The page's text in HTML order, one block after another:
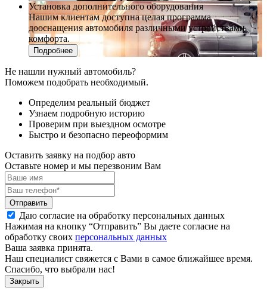
Установка дополнительного оборудования
Нашим клиентам доступна целая программа
дооснащения автомобиля различными устройствами
комфорта.
Подробнее
Не нашли нужный автомобиль?
Поможем подобрать необходимый.
Определим реальный бюджет
Узнаем подробную историю
Проверим при выездном осмотре
Быстро и безопасно переоформим
Оставить заявку на подбор авто
Оставьте номер и мы перезвоним Вам
Отправить
Даю согласие на обработку персональных данных
Нажимая на кнопку “Отправить” Вы даете согласие на
обработку своих персональных данных
Ваша заявка принята.
Наш специалист свяжется с Вами в самое ближайшее время.
Спасибо, что выбрали нас!
Закрыть